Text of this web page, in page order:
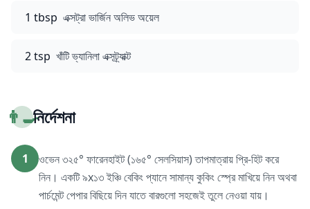
1 tbsp এক্সট্রা ভার্জিন অলিভ অয়েল
2 tsp খাঁটি ভ্যানিলা এক্সট্র্যাক্ট
👨‍🍳নির্দেশনা
1
ওভেন ৩২৫° ফারেনহাইট (১৬৫° সেলসিয়াস) তাপমাত্রায় প্রি-হিট করে
নিন। একটি ৯x১৩ ইঞ্চি বেকিং প্যানে সামান্য কুকিং স্প্রে মাখিয়ে নিন অথবা
পার্চমেন্ট পেপার বিছিয়ে দিন যাতে বারগুলো সহজেই তুলে নেওয়া যায়।